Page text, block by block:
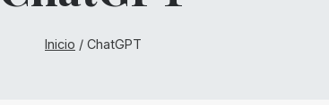
Inicio / ChatGPT